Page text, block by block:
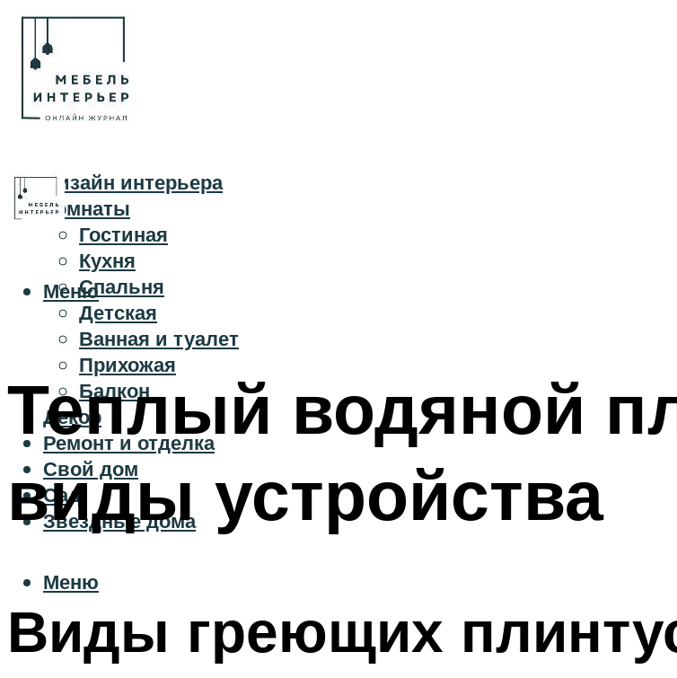
Дизайн интерьера
Комнаты
Гостиная
Кухня
Спальня
Детская
Ванная и туалет
Прихожая
Балкон
Декор
Ремонт и отделка
Свой дом
Сад
Звездные дома
Меню
Меню
Теплый водяной
виды устройства
Виды греющих